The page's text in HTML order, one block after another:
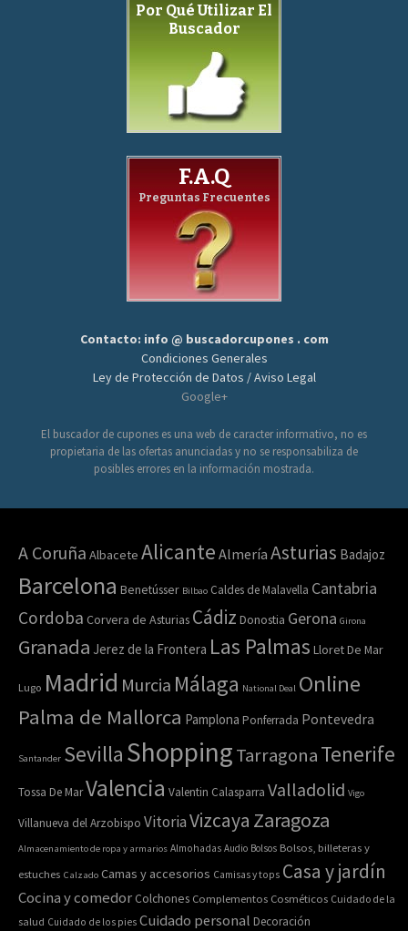
Por Qué Utilizar El
Buscador
F.A.Q
Preguntas Frecuentes
Contacto: info @ buscadorcupones . com
Condiciones Generales
Ley de Protección de Datos / Aviso Legal
Google+
El buscador de cupones es una web de caracter informativo, no es
propietaria de las ofertas anunciadas y no se responsabiliza de
posibles errores en la información mostrada.
A Coruña Albacete Alicante Almería Asturias Badajoz
Barcelona Benetússer Bilbao Caldes de Malavella Cantabria
Cordoba Corvera de Asturias Cádiz Donostia Gerona Girona
Granada Jerez de la Frontera Las Palmas Lloret De Mar
Lugo Madrid Murcia Málaga National Deal Online
Palma de Mallorca Pamplona Ponferrada Pontevedra
Santander Sevilla ShoppingTarragonaTenerife
Tossa De MarValencia Valentin Calasparra Valladolid Vigo
Villanueva del Arzobispo VitoriaVizcaya Zaragoza
Almacenamiento de ropa y armarios Almohadas Audio Bolsos Bolsos, billeteras y
estuches Calzado Camas y accesorios Camisas y tops Casa y jardín
Cocina y comedor Colchones Complementos Cosméticos Cuidado de la
salud Cuidado de los pies Cuidado personal Decoración